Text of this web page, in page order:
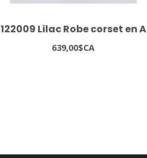
122009 Lilac Robe corset en A
639,00$CA